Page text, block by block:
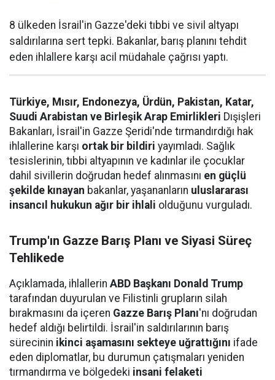
8 ülkeden İsrail'in Gazze'deki tıbbi ve sivil altyapı
saldırılarına sert tepki. Bakanlar, barış planını tehdit
eden ihlallere karşı acil müdahale çağrısı yaptı.
Türkiye, Mısır, Endonezya, Ürdün, Pakistan, Katar,
Suudi Arabistan ve Birleşik Arap Emirlikleri Dışişleri
Bakanları, İsrail'in Gazze Şeridi'nde tırmandırdığı hak
ihlallerine karşı ortak bir bildiri yayımladı. Sağlık
tesislerinin, tıbbi altyapının ve kadınlar ile çocuklar
dahil sivillerin doğrudan hedef alınmasını en güçlü
şekilde kınayan bakanlar, yaşananların uluslararası
insancıl hukukun ağır bir ihlali olduğunu vurguladı.
Trump'ın Gazze Barış Planı ve Siyasi Süreç
Tehlikede
Açıklamada, ihlallerin ABD Başkanı Donald Trump
tarafından duyurulan ve Filistinli grupların silah
bırakmasını da içeren Gazze Barış Planı'nı doğrudan
hedef aldığı belirtildi. İsrail'in saldırılarının barış
sürecinin ikinci aşamasını sekteye uğrattığını ifade
eden diplomatlar, bu durumun çatışmaları yeniden
tırmandırma ve bölgedeki insani felaketi